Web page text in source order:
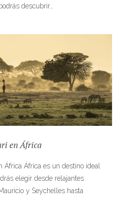
descubrir…
en África
África África es un destino ideal
elegir desde relajantes
y Seychelles hasta